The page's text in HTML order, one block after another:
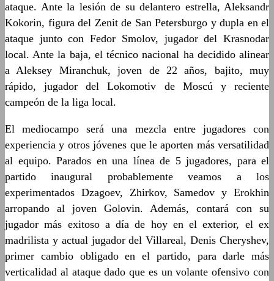
ataque. Ante la lesión de su delantero estrella, Aleksandr
Kokorin, figura del Zenit de San Petersburgo y dupla en el
ataque junto con Fedor Smolov, jugador del Krasnodar
local. Ante la baja, el técnico nacional ha decidido alinear
a Aleksey Miranchuk, joven de 22 años, bajito, muy
rápido, jugador del Lokomotiv de Moscú y reciente
campeón de la liga local.
El mediocampo será una mezcla entre jugadores con
experiencia y otros jóvenes que le aporten más versatilidad
al equipo. Parados en una línea de 5 jugadores, para el
partido inaugural probablemente veamos a los
experimentados Dzagoev, Zhirkov, Samedov y Erokhin
arropando al joven Golovin. Además, contará con su
jugador más exitoso a día de hoy en el exterior, el ex
madrilista y actual jugador del Villareal, Denis Cheryshev,
primer cambio obligado en el partido, para darle más
verticalidad al ataque dado que es un volante ofensivo con